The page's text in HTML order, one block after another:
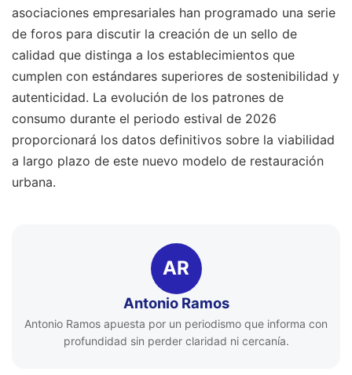
asociaciones empresariales han programado una serie
de foros para discutir la creación de un sello de
calidad que distinga a los establecimientos que
cumplen con estándares superiores de sostenibilidad y
autenticidad. La evolución de los patrones de
consumo durante el periodo estival de 2026
proporcionará los datos definitivos sobre la viabilidad
a largo plazo de este nuevo modelo de restauración
urbana.
AR
Antonio Ramos
Antonio Ramos apuesta por un periodismo que informa con
profundidad sin perder claridad ni cercanía.